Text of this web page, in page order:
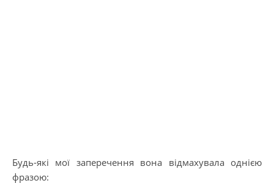
Будь-які мої заперечення вона відмахувала однією
фразою: